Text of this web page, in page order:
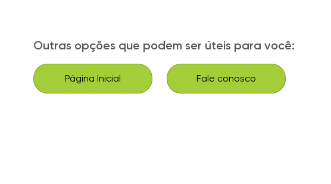
Outras opções que podem ser úteis para você:
Página Inicial Fale conosco